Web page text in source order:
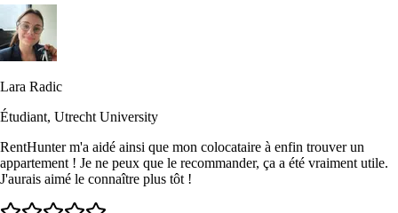
Lara Radic
Étudiant, Utrecht University
RentHunter m'a aidé ainsi que mon colocataire à enfin trouver un
appartement ! Je ne peux que le recommander, ça a été vraiment utile.
J'aurais aimé le connaître plus tôt !